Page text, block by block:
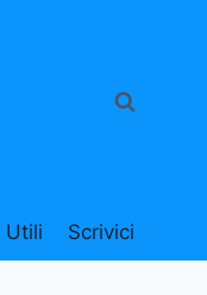
Utili Scrivici